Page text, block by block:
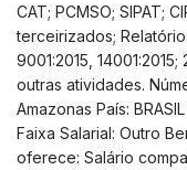
CAT; PCMSO; SIPAT;
terceirizados;
9001:2015,
outras atividades.
Amazonas País:
Faixa Salarial: Outro
oferece: Salário